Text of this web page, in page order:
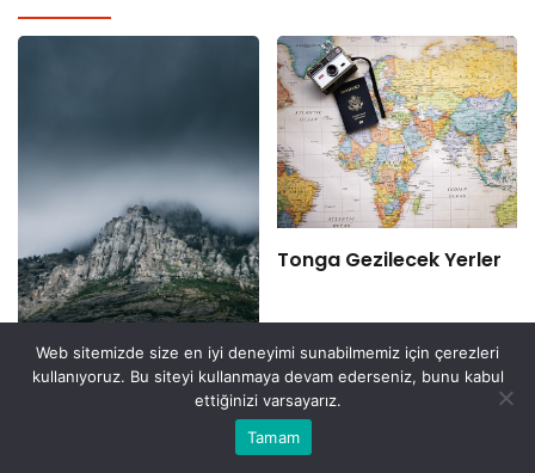
Samoa Gezilecek Yerler
Tonga Gezilecek Yerler
Bu web sitesinde en iyi deneyimi yaşamanızı sağlamak
için çerezler kullanılmaktadır.
Eczaneler
Web sitemizde size en iyi deneyimi sunabilmemiz için çerezleri
kullanıyoruz. Bu siteyi kullanmaya devam ederseniz, bunu kabul
ettiğinizi varsayarız.
Tamam